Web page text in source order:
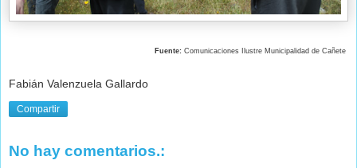
Fuente: Comunicaciones Ilustre Municipalidad de Cañete
Fabián Valenzuela Gallardo
Compartir
No hay comentarios.: